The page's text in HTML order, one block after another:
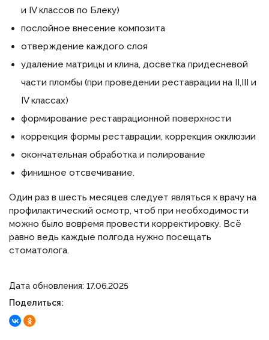
и IV классов по Блеку)
послойное внесение композита
отверждение каждого слоя
удаление матрицы и клина, досветка придесневой
части пломбы (при проведении реставрации на II,III и
IV классах)
формирование реставрационной поверхности
коррекция формы реставрации, коррекция окклюзии
окончательная обработка и полирование
финишное отсвечивание.
Один раз в шесть месяцев следует являться к врачу на
профилактический осмотр, чтоб при необходимости
можно было вовремя провести корректировку. Всё
равно ведь каждые полгода нужно посещать
стоматолога.
Дата обновления: 17.06.2025
Поделиться: